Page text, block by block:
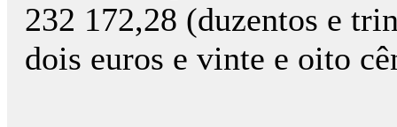
232 172,28 (duzentos e
dois euros e vinte e oito